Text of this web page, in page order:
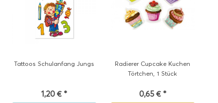
Tattoos Schulanfang Jungs
1,20 € *
Radierer Cupcake Kuchen
Törtchen, 1 Stück
0,65 € *